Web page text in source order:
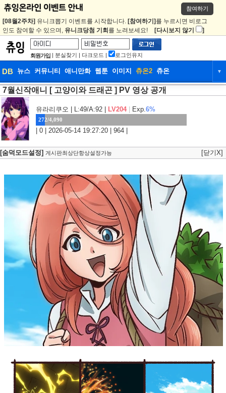
참여하기
[08월2주차] 유니크뽑기 이벤트를 시작합니다. [참여하기] 를 누르시면 비로그
인도 참여할 수 있으며, 유니크당첨 기회 를 노려보세요! [다시보지 않기 ]
회원가입 | 분실찾기 | 다크모드 | 로그인유지
DB 뉴스 커뮤니티 애니만화 웹툰 이미지 츄온2 츄온 ▼
DB 뉴스 커뮤니티
웹툰 이미지 츄온2
7월신작애니 [ 고양이와 드래곤 ] PV 영상 공개
유라리쿠오 | L:49/A:92 | LV204 Exp.6%
272/4,090
| 0 | 2026-05-14 19:27:20 | 964 |
[숨덕모드설정] 게시판최상단항상설정가능 [닫기X]